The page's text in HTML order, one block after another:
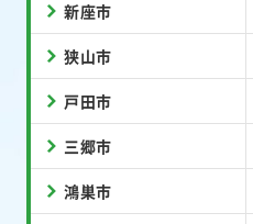
新座市
狭山市
戸田市
三郷市
鴻巣市